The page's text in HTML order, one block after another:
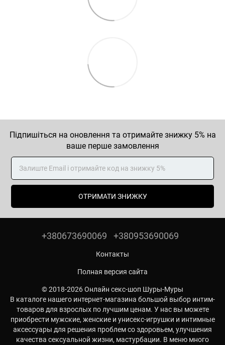
Підпишіться на оновлення та отримайте знижку 5% на
ваше перше замовлення
ОТРИМАТИ ЗНИЖКУ
+380673690069 +380953690069
Контакты
Полная версия сайта
© 2018-2026 Онлайн секс-шоп Шуры-Муры
В каталоге нашего интернет-магазина большой выбор интим-
товаров для взрослых по лучшим ценам. У нас вы можете
приобрести мужские, женские и унисекс-игрушки и интимные
аксессуары для решения проблем со здоровьем, улучшения
качества сексуальной жизни, мастурбации. В меню много